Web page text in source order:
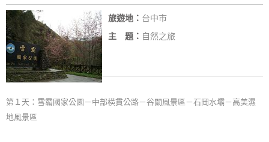
旅遊地： 台中市
主 題： 自然之旅
第１天：雪霸國家公園－中部橫貫公路－谷關風景區－石岡水壩－高美濕
地風景區